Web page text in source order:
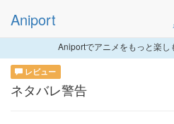
Aniport
Aniportでアニメをもっと楽し
レビュー
ネタバレ警告